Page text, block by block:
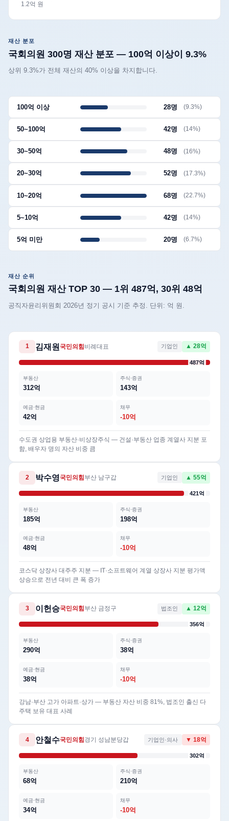
1.2억 원
재산 분포
국회의원 300명 재산 분포 — 100억 이상이 9.3%
상위 9.3%가 전체 재산의 40% 이상을 차지합니다.
100억 이상 28명 (9.3%)
50~100억 42명 (14%)
30~50억 48명 (16%)
20~30억 52명 (17.3%)
10~20억 68명 (22.7%)
5~10억 42명 (14%)
5억 미만 20명 (6.7%)
재산 순위
국회의원 재산 TOP 30 — 1위 487억, 30위 48억
공직자윤리위원회 2026년 정기 공시 기준 추정. 단위: 억 원.
1 김재원 국민의힘비례대표 기업인 ▲ 28억
487억
부동산
312억
주식·증권
143억
예금·현금
42억
채무
-10억
수도권 상업용 부동산·비상장주식 — 건설·부동산 업종 계열사 지분 포
함, 배우자 명의 자산 비중 큼
2 박수영국민의힘 부산 남구갑 기업인 ▲ 55억
421억
부동산
185억
주식·증권
198억
예금·현금
48억
채무
-10억
코스닥 상장사 대주주 지분 — IT·소프트웨어 계열 상장사 지분 평가액
상승으로 전년 대비 큰 폭 증가
3 이헌승국민의힘 부산 금정구 법조인 ▲ 12억
356억
부동산
290억
주식·증권
38억
예금·현금
38억
채무
-10억
강남·부산 고가 아파트·상가 — 부동산 자산 비중 81%, 법조인 출신 다
주택 보유 대표 사례
4 안철수국민의힘경기 성남분당갑 기업인·의사 ▼ 18억
302억
부동산
68억
주식·증권
210억
예금·현금
34억
채무
-10억